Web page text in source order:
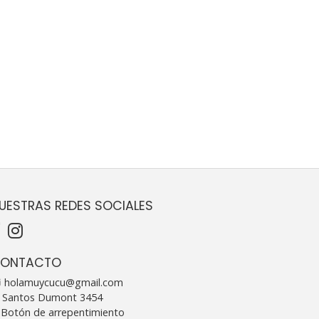
REDES SOCIALES
holamuycucu@gmail.com
Santos Dumont 3454
de arrepentimiento